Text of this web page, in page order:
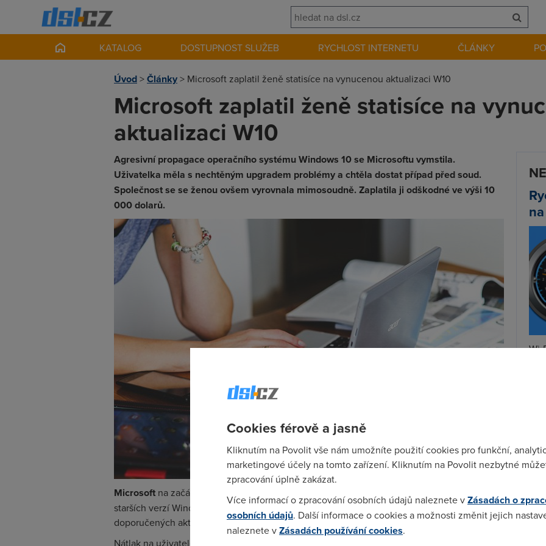
KATALOG DOSTUPNOST SLUŽEB RYCHLOST INTERNETU ČLÁNKY
Úvod>Články> Microsoft zaplatil ženě statisíce na vynucenou aktualizaci W10
Microsoft zaplatil ženě statisíce na
aktualizaci W10
Agresivní propagace operačního systému Windows 10 se Microsoftu vymstila.
Uživatelka měla s nechtěným upgradem problémy a chtěla dostat případ před soud.
Společnost se se ženou ovšem vyrovnala mimosoudně. Zaplatila ji odškodné ve výši 10
000 dolarů.
Microsoft na začátku letošního roku začal automaticky instalovat Windows 10
starších verzí Windows 7 a 8. Z kategorie volitelné se aktualizace dostala do kategorie
doporučených aktualizací.
Nátlak na uživatele se nyní ovšem Microsoftu pěkně vymstil. Podle deníku The Seattle
Wi-
Cookies férově a jasně
Kliknutím na Povolit vše nám umožníte použití cookies pro funkční,
marketingové účely na tomto zařízení. Kliknutím na Povolit nezbytné
zpracování úplně zakázat.
Více informací o zpracování osobních údajů naleznete vZásadách o
osobních údajů. Další informace o cookies a možnosti změnit jejich
naleznete vZásadách používání cookies.